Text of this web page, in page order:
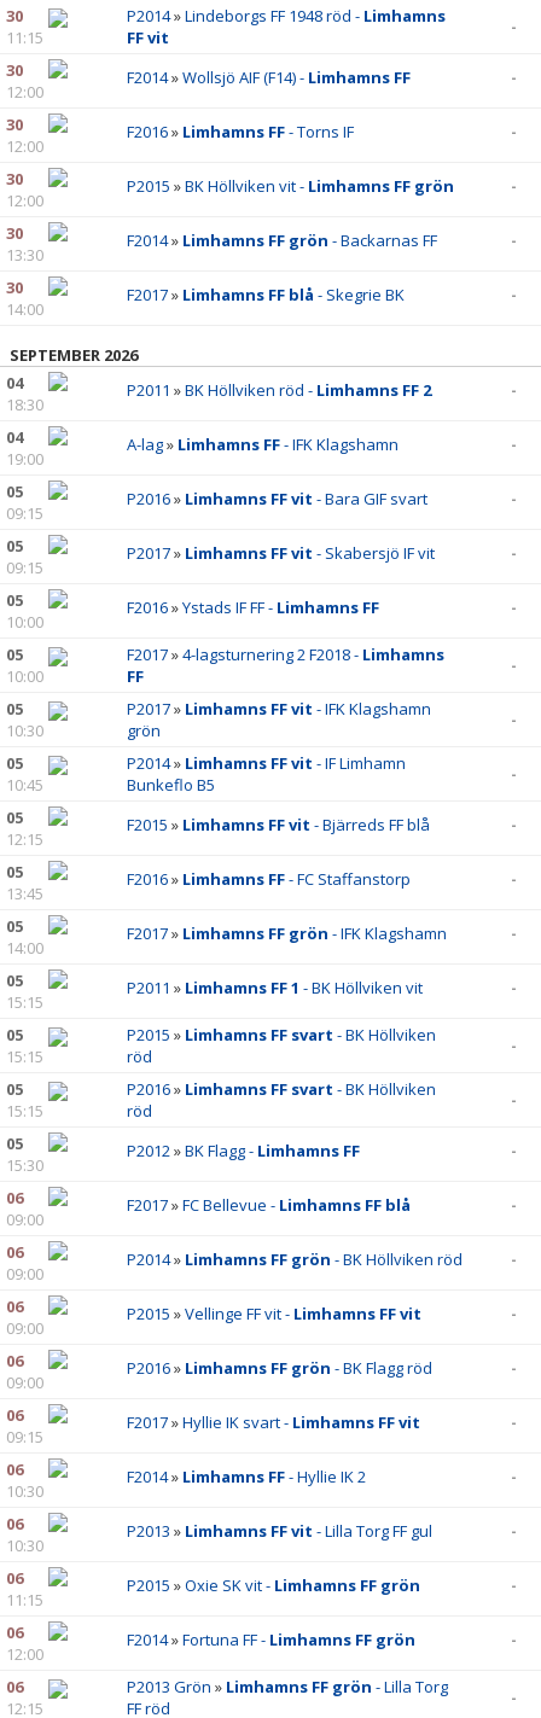
30
11:15
P2014»Lindeborgs FF 1948 röd - Limhamns
FF vit
-
30
12:00
F2014»Wollsjö AIF (F14) - Limhamns FF -
30
12:00
F2016» Limhamns FF- Torns IF -
30
12:00
P2015 »BK Höllviken vit - Limhamns FF grön -
30
13:30
F2014» Limhamns FF grön - Backarnas FF -
30
14:00
F2017» Limhamns FF blå - Skegrie BK -
SEPTEMBER 2026
04
18:30
P2011 »BK Höllviken röd - Limhamns FF 2 -
04
19:00
A-lag» Limhamns FF- IFK Klagshamn -
05
09:15
P2016» Limhamns FF vit - Bara GIF svart -
05
09:15
P2017» Limhamns FF vit - Skabersjö IF vit -
05
10:00
F2016»Ystads IF FF - Limhamns FF -
05
10:00
F2017»4-lagsturnering 2 F2018 - Limhamns
FF
-
05
10:30
P2017» Limhamns FF vit - IFK Klagshamn
grön
-
05
10:45
P2014» Limhamns FF vit - IF Limhamn
Bunkeflo B5
-
05
12:15
F2015 » Limhamns FF vit - Bjärreds FF blå -
05
13:45
F2016» Limhamns FF- FC Staffanstorp -
05
14:00
F2017» Limhamns FF grön - IFK Klagshamn -
05
15:15
P2011 » Limhamns FF 1 - BK Höllviken vit -
05
15:15
P2015 » Limhamns FF svart - BK Höllviken
röd
-
05
15:15
P2016» Limhamns FF svart - BK Höllviken
röd
-
05
15:30
P2012»BK Flagg - Limhamns FF -
06
09:00
F2017»FC Bellevue - Limhamns FF blå -
06
09:00
P2014» Limhamns FF grön - BK Höllviken röd -
06
09:00
P2015 »Vellinge FF vit - Limhamns FF vit -
06
09:00
P2016» Limhamns FF grön - BK Flagg röd -
06
09:15
F2017»Hyllie IK svart - Limhamns FF vit -
06
10:30
F2014» Limhamns FF- Hyllie IK 2 -
06
10:30
P2013 » Limhamns FF vit - Lilla Torg FF gul -
06
11:15
P2015 »Oxie SK vit - Limhamns FF grön -
06
12:00
F2014»Fortuna FF - Limhamns FF grön -
06
12:15
P2013 Grön » Limhamns FF grön - Lilla Torg
FF röd
-